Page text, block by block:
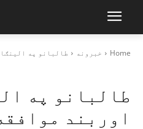
Home خبرونه طالبانو په
طالبانو په
اوربند